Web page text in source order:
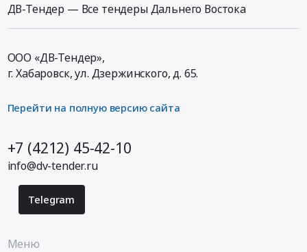
ДВ-Тендер — Все тендеры Дальнего Востока
ООО «ДВ-Тендер»,
г. Хабаровск,ул. Дзержинского, д. 65.
Перейти на полную версию сайта
+7 (4212) 45-42-10
info@dv-tender.ru
Telegram
Меню